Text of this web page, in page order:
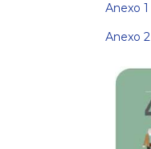
Anexo 1
Anexo 2